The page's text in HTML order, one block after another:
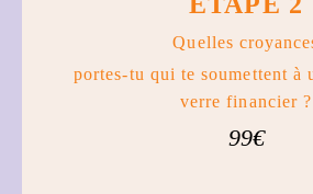
Quelles
portes-tu qui te soumettent à
verre financier ?
99€